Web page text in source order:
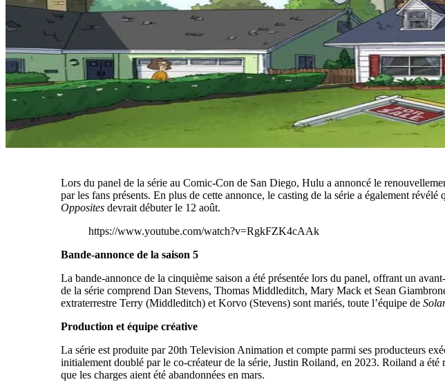
Lors du panel de la série au Comic-Con de San Diego, Hulu a annoncé le
par les fans présents. En plus de cette annonce, le casting de la série a également
Opposites devrait débuter le 12 août.
https://www.youtube.com/watch?v=RgkFZK4cAAk
Bande-annonce de la saison 5
La bande-annonce de la cinquième saison a été présentée lors du panel, offrant un
de la série comprend Dan Stevens, Thomas Middleditch, Mary Mack et Sean
extraterrestre Terry (Middleditch) et Korvo (Stevens) sont mariés, toute l’équipe de
Production et équipe créative
La série est produite par 20th Television Animation et compte parmi ses producteurs
initialement doublé par le co-créateur de la série, Justin Roiland, en 2023. Roiland a
que les charges aient été abandonnées en mars.